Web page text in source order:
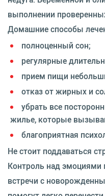
выполнении
Домашние способы
полноценный сон;
регулярные
прием пищи
отказ от жирных и
убрать все
жилье, которые
благоприятная
Не стоит поддаваться
Контроль над эмоциями
встречи с